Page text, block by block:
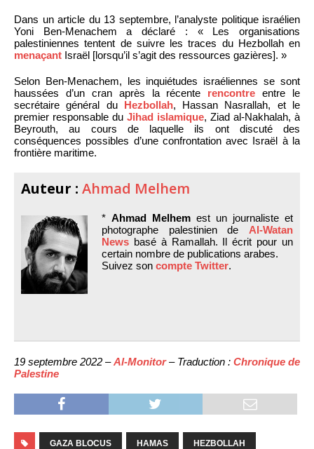
Dans un article du 13 septembre, l’analyste politique israélien
Yoni Ben-Menachem a déclaré : « Les organisations
palestiniennes tentent de suivre les traces du Hezbollah en
menaçant Israël [lorsqu’il s’agit des ressources gazières]. »
Selon Ben-Menachem, les inquiétudes israéliennes se sont
haussées d’un cran après la récente rencontre entre le
secrétaire général du Hezbollah, Hassan Nasrallah, et le
premier responsable du Jihad islamique, Ziad al-Nakhalah, à
Beyrouth, au cours de laquelle ils ont discuté des
conséquences possibles d’une confrontation avec Israël à la
frontière maritime.
Auteur : Ahmad Melhem
* Ahmad Melhem est un journaliste et
photographe palestinien de Al-Watan
News basé à Ramallah. Il écrit pour un
certain nombre de publications arabes.
Suivez son compte Twitter.
19 septembre 2022 –Al-Monitor– Traduction : Chronique de
Palestine
GAZA BLOCUS HAMAS HEZBOLLAH